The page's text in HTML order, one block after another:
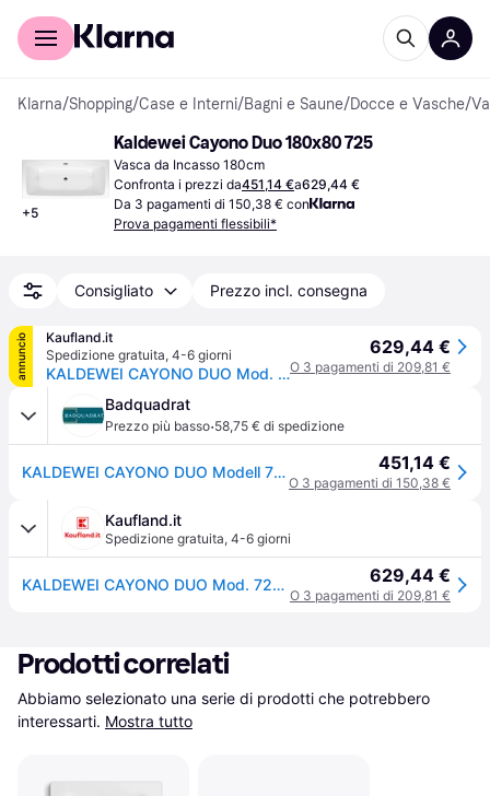
Per il tuo shopping
Klarna/Shopping/Case e Interni/Bagni e Saune/Docce e Vasche/
+5
Kaldewei Cayono Duo 180x80 725
Vasca da Incasso 180cm
Confronta i prezzi da451,14 €a629,44 €
Da 3 pagamenti di 150,38 € con
Prova pagamenti flessibili*
Consigliato Prezzo incl. consegna
annuncio
Kaufland.it
Spedizione gratuita, 4-6 giorni
KALDEWEI CAYONO DUO Mod. 725, Baignoires rectangulaires, 180x80cm, 272500010001, 272500010001
629,44 €
O 3 pagamenti di 209,81 €
Badquadrat
Prezzo più basso·58,75 € di spedizione
KALDEWEI CAYONO DUO Modell 725, Rechteck-Badewanne, 180x80cm, 272500010001 451,14 €
O 3 pagamenti di 150,38 €
Kaufland.it
Spedizione gratuita, 4-6 giorni
KALDEWEI CAYONO DUO Mod. 725, Baignoires rectangulaires, 180x80cm, 272500010001, 272500010001 629,44 €
O 3 pagamenti di 209,81 €
Prodotti correlati
Abbiamo selezionato una serie di prodotti che potrebbero
interessarti. Mostra tutto